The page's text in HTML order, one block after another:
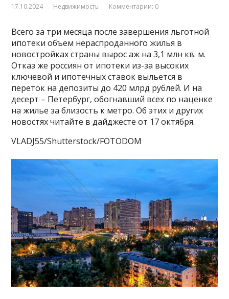
17.10.2024 Недвижимость Комментарии: 0
Всего за три месяца после завершения льготной
ипотеки объем нераспроданного жилья в
новостройках страны вырос аж на 3,1 млн кв. м.
Отказ же россиян от ипотеки из-за высоких
ключевой и ипотечных ставок выльется в
переток на депозиты до 420 млрд рублей. И на
десерт – Петербург, обогнавший всех по наценке
на жилье за близость к метро. Об этих и других
новостях читайте в дайджесте от 17 октября.
VLADJ55/Shutterstock/FOTODOM